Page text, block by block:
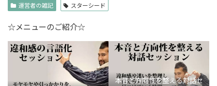
運営者の雑記 スターシード
☆メニューのご紹介☆
本音と方向性を整える対話セ